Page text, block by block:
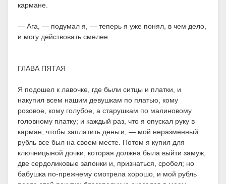
кармане.
— Ага, — подумал я, — теперь я уже понял, в чем дело,
и могу действовать смелее.
ГЛАВА ПЯТАЯ
Я подошел к лавочке, где были ситцы и платки, и
накупил всем нашим девушкам по платью, кому
розовое, кому голубое, а старушкам по малиновому
головному платку; и каждый раз, что я опускал руку в
карман, чтобы заплатить деньги, — мой неразменный
рубль все был на своем месте. Потом я купил для
ключницыной дочки, которая должна была выйти замуж,
две сердоликовые запонки и, признаться, сробел; но
бабушка по-прежнему смотрела хорошо, и мой рубль